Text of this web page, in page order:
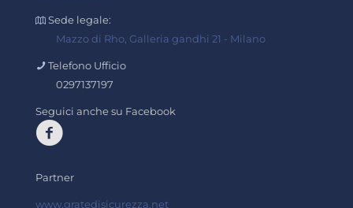
Sede legale:
Mazzo di Rho, Galleria gandhi 21 - Milano
Telefono Ufficio
0297137197
Seguici anche su Facebook
Partner
www.gratedisicurezza.net